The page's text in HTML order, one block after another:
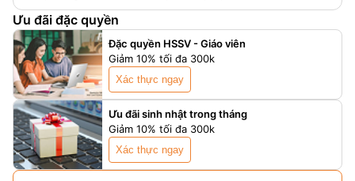
Ưu đãi đặc quyền
Đặc quyền HSSV - Giáo viên
Giảm 10% tối đa 300k
Xác thực ngay
Ưu đãi sinh nhật trong tháng
Giảm 10% tối đa 300k
Xác thực ngay